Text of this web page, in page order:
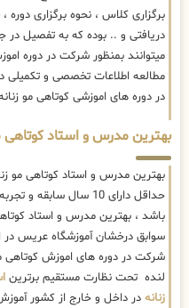
برگزاری کلاس ، نحوه برگزاری دوره ،
دریافتی و .. بوده که به تفصیل
میتوانند بمنظور شرکت در دوره
مطالعه اطلاعات تخصصی و
در دوره های اموزشی کوتاهی مو
بهترین مدرس و استاد کوتاهی
بهترین مدرس و استاد کوتاهی مو
حداقل دارای 10 سال
باشد ، بهترین مدرس و استاد
سوابق درخشان آموزشگاه عریس
شرکت در دوره های اموزش کوتاهی
لنده تحت نظارت مستقیم برترین
زنانه در داخل و خارج از کشور